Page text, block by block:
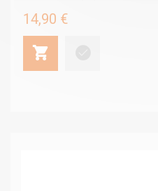
14,90 €